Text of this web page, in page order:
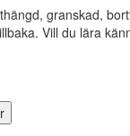
granskad,
Vill du lära